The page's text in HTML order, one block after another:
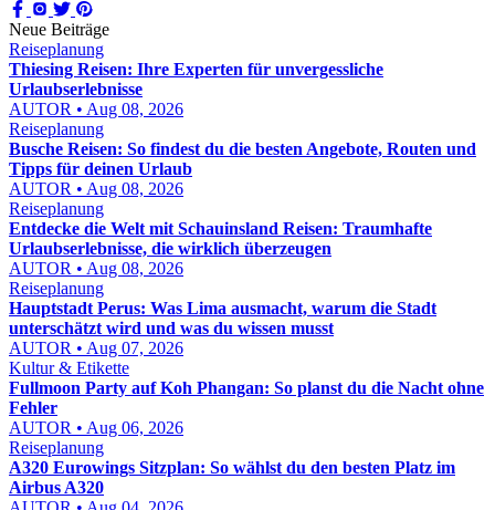
Neue Beiträge
Reiseplanung
Thiesing Reisen: Ihre Experten für unvergessliche
Urlaubserlebnisse
AUTOR • Aug 08, 2026
Reiseplanung
Busche Reisen: So findest du die besten Angebote, Routen und
Tipps für deinen Urlaub
AUTOR • Aug 08, 2026
Reiseplanung
Entdecke die Welt mit Schauinsland Reisen: Traumhafte
Urlaubserlebnisse, die wirklich überzeugen
AUTOR • Aug 08, 2026
Reiseplanung
Hauptstadt Perus: Was Lima ausmacht, warum die Stadt
unterschätzt wird und was du wissen musst
AUTOR • Aug 07, 2026
Kultur & Etikette
Fullmoon Party auf Koh Phangan: So planst du die Nacht ohne
Fehler
AUTOR • Aug 06, 2026
Reiseplanung
A320 Eurowings Sitzplan: So wählst du den besten Platz im
Airbus A320